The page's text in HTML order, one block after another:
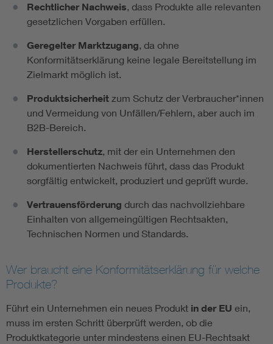
Rechtlicher Nachweis, dass Produkte alle relevanten
gesetzlichen Vorgaben erfüllen.
Geregelter Marktzugang, da ohne
Konformitätserklärung keine legale Bereitstellung im
Zielmarkt möglich ist.
Produktsicherheit zum Schutz der Verbraucher*innen
und Vermeidung von Unfällen/Fehlern, aber auch im
B2B-Bereich.
Herstellerschutz, mit der ein Unternehmen den
dokumentierten Nachweis führt, dass das Produkt
sorgfältig entwickelt, produziert und geprüft wurde.
Vertrauensförderung durch das nachvollziehbare
Einhalten von allgemeingültigen Rechtsakten,
Technischen Normen und Standards.
Wer braucht eine Konformitätserklärung für welche
Produkte?
Führt ein Unternehmen ein neues Produkt in der EU ein,
muss im ersten Schritt überprüft werden, ob die
Produktkategorie unter mindestens einen EU-Rechtsakt